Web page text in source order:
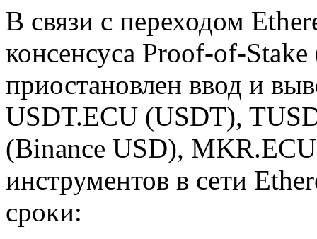
В связи с переходом
консенсуса Proof-of-
приостановлен ввод и
USDT.ECU (USDT),
(Binance USD),
инструментов в сети
сроки: